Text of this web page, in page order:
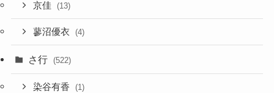
京佳 (13)
蓼沼優衣 (4)
さ行 (522)
染谷有香 (1)